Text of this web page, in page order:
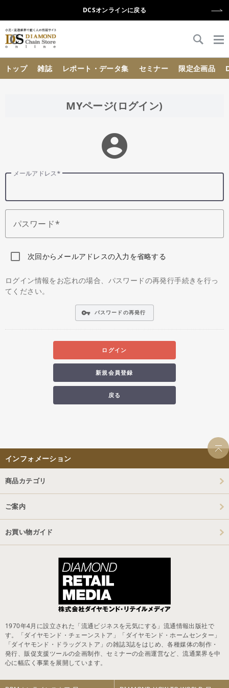
DCSオンラインに戻る
トップ 雑誌 レポート・データ集 セミナー 限定企画品
MYページ(ログイン)
account_circle
メールアドレス
パスワード
次回からメールアドレスの入力を省略する
ログイン情報をお忘れの場合、パスワードの再発行手続きを行っ
てください。
vpn_key パスワードの再発行
ログイン
新規会員登録
戻る
インフォメーション
商品カテゴリ
ご案内
お買い物ガイド
1970年4月に設立された「流通ビジネスを元気にする」流通情報出版社で
す。「ダイヤモンド・チェーンストア」「ダイヤモンド・ホームセンター」
「ダイヤモンド・ドラッグストア」の雑誌3誌をはじめ、各種媒体の制作・
発行、販促支援ツールの企画制作、セミナーの企画運営など、流通業界を中
心に幅広く事業を展開しています。